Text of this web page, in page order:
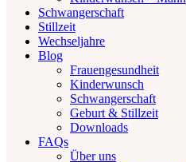
Schwangerschaft
Stillzeit
Wechseljahre
Blog
Frauengesundheit
Kinderwunsch
Schwangerschaft
Geburt & Stillzeit
Downloads
FAQs
Über uns